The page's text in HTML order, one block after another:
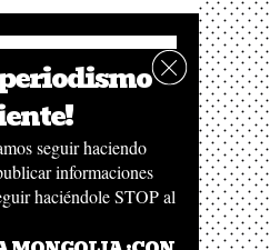
seguir haciendo
informaciones
haciéndole STOP al